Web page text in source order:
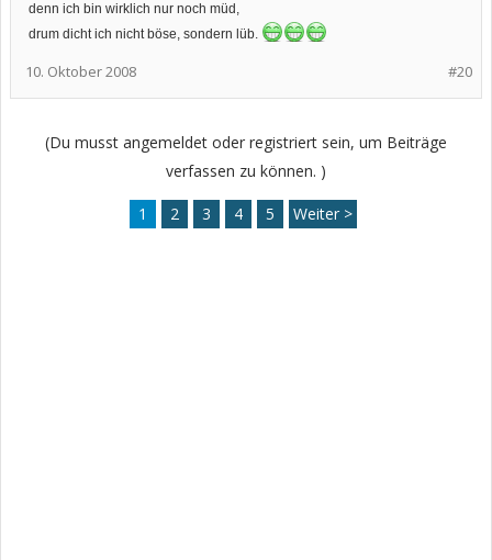
denn ich bin wirklich nur noch müd,
drum dicht ich nicht böse, sondern lüb.
#20
10. Oktober 2008
(Du musst angemeldet oder registriert sein, um Beiträge
verfassen zu können. )
1 2 3 4 5 Weiter >